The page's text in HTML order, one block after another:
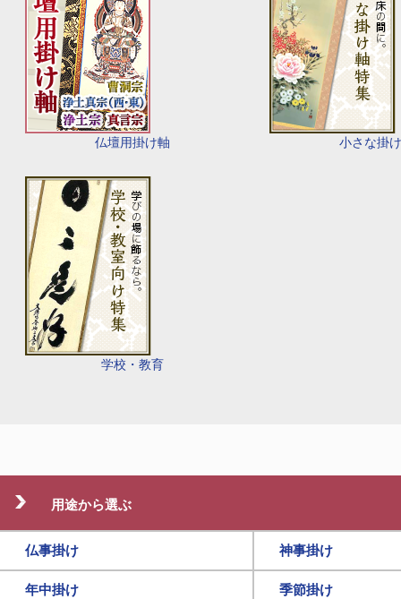
仏壇用掛け軸 小さな掛
学校・教育
用途から選ぶ
仏事掛け 神事掛け
年中掛け 季節掛け